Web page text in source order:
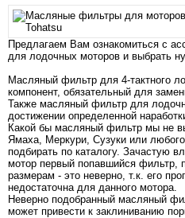
Предлагаем Вам ознакомиться с
для лодочных моторов и выбрать
Масляный фильтр для 4-тактного
компонент, обязательный для
Также масляный фильтр для
достижении определенной
Какой бы масляный фильтр мы не
Ямаха, Меркури, Сузуки или любого
подбирать по каталогу. Зачастую
мотор первый попавшийся фильтр,
размерам - это неверно, т.к. его
недостаточна для данного мотора.
Неверно подобранный масляный
может привести к заклиниванию